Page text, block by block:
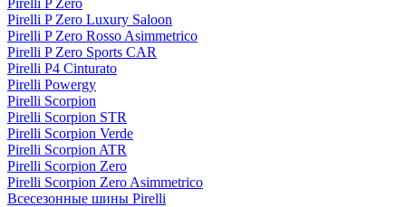
Pirelli P Zero Luxury Saloon
Pirelli P Zero Rosso Asimmetrico
Pirelli P Zero Sports CAR
Pirelli P4 Cinturato
Pirelli Powergy
Pirelli Scorpion
Pirelli Scorpion STR
Pirelli Scorpion Verde
Pirelli Scorpion ATR
Pirelli Scorpion Zero
Pirelli Scorpion Zero Asimmetrico
Всесезонные шины Pirelli